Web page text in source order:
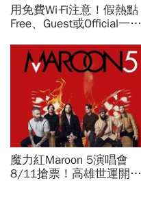
用免費Wi‑Fi注意！假熱點
Free、Guest或Official一按
解：6大自保原則快看
魔力紅Maroon 5演唱會
8/11搶票！高雄世運開唱